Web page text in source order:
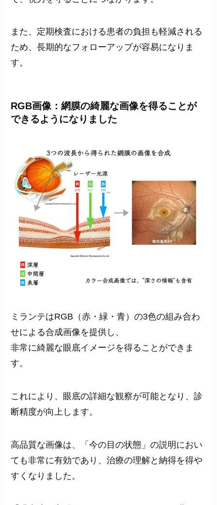
また、定期検査における患者の負担も軽減される
ため、長期的なフォローアップが容易になりま
す。
RGB画像：網膜の綺麗な画像を得ることが
できるようになりました
ミランテはRGB（赤・緑・青）の3色の組み合わ
せによる合成画像を提供し、
非常に綺麗な眼底イメージを得ることができま
す。
これにより、眼底の詳細な観察が可能となり、診
断精度が向上します。
高品質な画像は、「今の目の状態」の説明におい
ても非常に有効であり、治療の理解と納得を得や
すくなりました。